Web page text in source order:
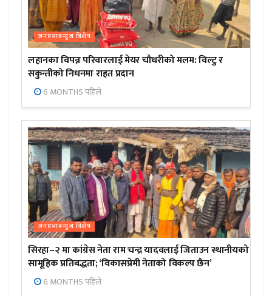
जनप्रभाबन्युज विशेष
लहानका विपन्न परिवारलाई मेयर चौधरीको मलम: विल्टु र
सकुन्तीको निधनमा राहत प्रदान
6 MONTHS पहिले
जनप्रभाबन्युज विशेष
सिरहा–२ मा कांग्रेस नेता राम चन्द्र यादवलाई जिताउन स्थानीयको
सामूहिक प्रतिबद्धता; ‘विकासप्रेमी नेताको विकल्प छैन’
6 MONTHS पहिले